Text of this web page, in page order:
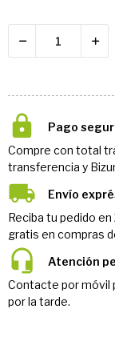
Pago
Compre con total
transferencia y
Envío
Reciba tu pedido en
gratis en compras
Atención
Contacte por móvil
por la tarde.